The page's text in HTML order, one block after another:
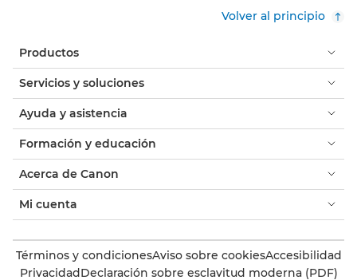
Volver al principio
Productos
Servicios y soluciones
Ayuda y asistencia
Formación y educación
Acerca de Canon
Mi cuenta
Términos y condicionesAviso sobre cookiesAccesibilidad
PrivacidadDeclaración sobre esclavitud moderna (PDF)